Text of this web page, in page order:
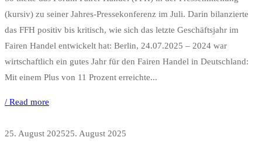
(kursiv) zu seiner Jahres-Pressekonferenz im Juli. Darin bilanzierte
das FFH positiv bis kritisch, wie sich das letzte Geschäftsjahr im
Fairen Handel entwickelt hat: Berlin, 24.07.2025 – 2024 war
wirtschaftlich ein gutes Jahr für den Fairen Handel in Deutschland:
Mit einem Plus von 11 Prozent erreichte...
/ Read more
25. August 202525. August 2025